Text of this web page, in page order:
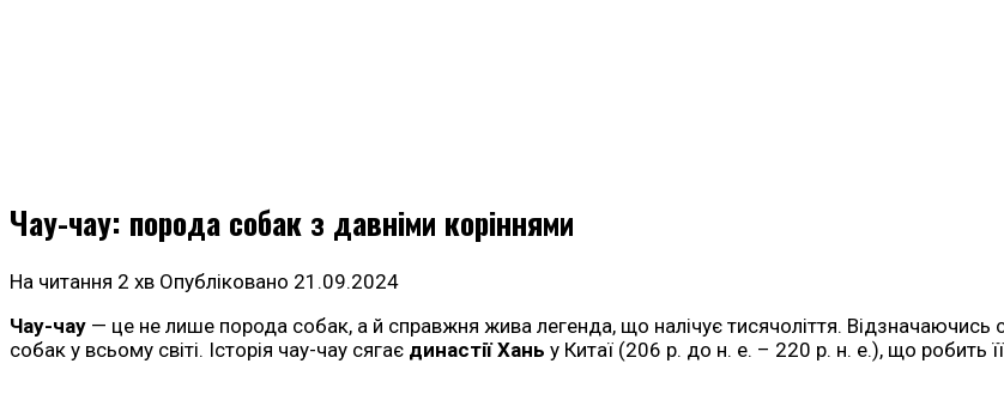
Чау-чау: порода собак з давніми коріннями
На читання 2 хв Опубліковано 21.09.2024
Чау-чау — це не лише порода собак, а й справжня жива легенда, що налічує тисячоліття.
собак у всьому світі. Історія чау-чау сягає династії Хань у Китаї (206 р. до н. е. – 220 р. н. е.), що робить